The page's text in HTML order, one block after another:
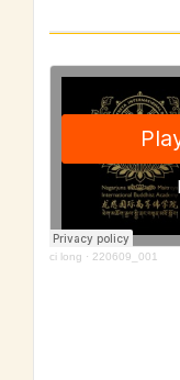
ci long · 220609_001